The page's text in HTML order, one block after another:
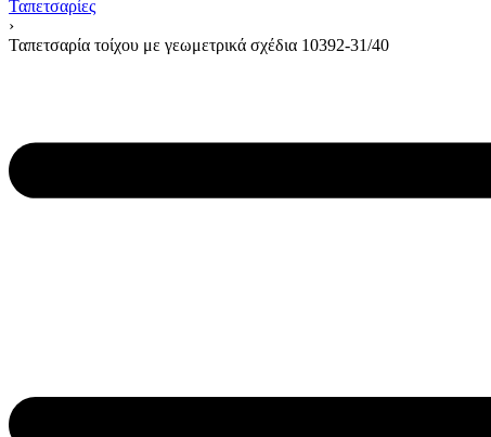
Ταπετσαρίες
›
Ταπετσαρία τοίχου με γεωμετρικά σχέδια 10392-31/40